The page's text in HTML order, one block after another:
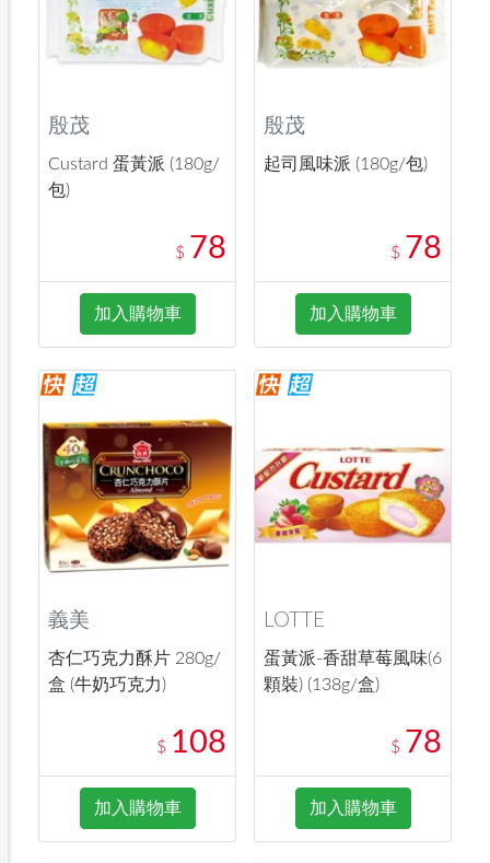
殷茂
Custard 蛋黃派 (180g/
包)
$ 78
加入購物車
殷茂
起司風味派 (180g/包)
$ 78
加入購物車
義美
杏仁巧克力酥片 280g/
盒 (牛奶巧克力)
$ 108
加入購物車
LOTTE
蛋黃派-香甜草莓風味(6
顆裝) (138g/盒)
$ 78
加入購物車